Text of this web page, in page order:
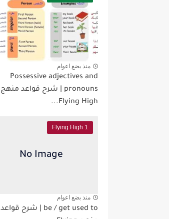
منذ بضع اعوام
Possessive adjectives and
pronouns | شرح قواعد منهج
Flying High...
Flying High 1
منذ بضع اعوام
be / get used to | شرح قواعد